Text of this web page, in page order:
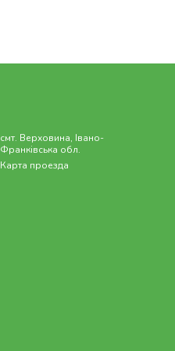
смт. Верховина, Івано-
Франківська обл.
Карта проезда